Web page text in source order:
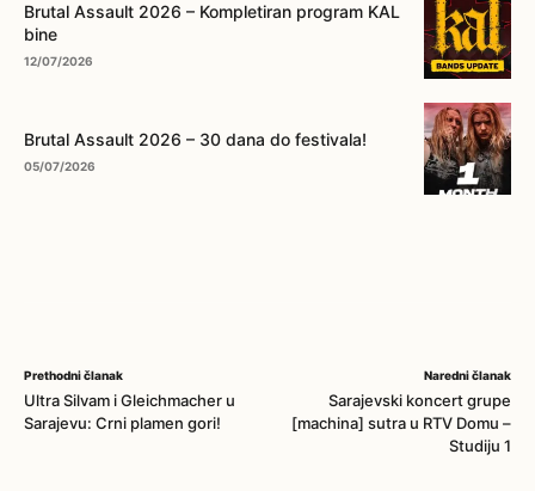
Brutal Assault 2026 – Kompletiran program KAL
bine
12/07/2026
Brutal Assault 2026 – 30 dana do festivala!
05/07/2026
Prethodni članak
Ultra Silvam i Gleichmacher u
Sarajevu: Crni plamen gori!
Naredni članak
Sarajevski koncert grupe
[machina] sutra u RTV Domu –
Studiju 1